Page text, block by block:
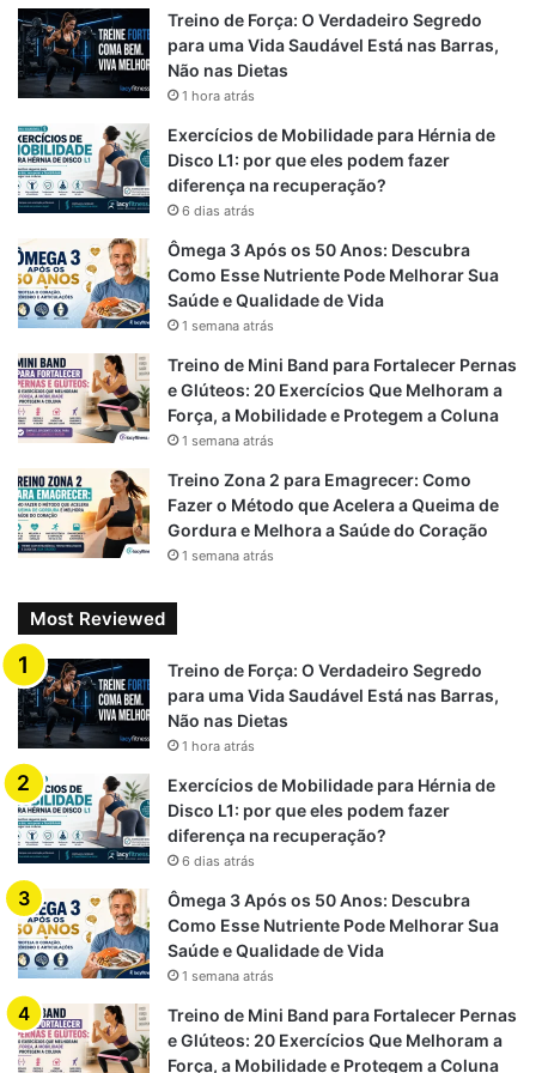
e
b
o
k
e
g
a
t
p
Treino de Força: O Verdadeiro Segredo
para uma Vida Saudável Está nas Barras,
Não nas Dietas
1 hora atrás
Exercícios de Mobilidade para Hérnia de
Disco L1: por que eles podem fazer
diferença na recuperação?
6 dias atrás
Ômega 3 Após os 50 Anos: Descubra
Como Esse Nutriente Pode Melhorar Sua
Saúde e Qualidade de Vida
1 semana atrás
Treino de Mini Band para Fortalecer Pernas
e Glúteos: 20 Exercícios Que Melhoram a
Força, a Mobilidade e Protegem a Coluna
1 semana atrás
Treino Zona 2 para Emagrecer: Como
Fazer o Método que Acelera a Queima de
Gordura e Melhora a Saúde do Coração
1 semana atrás
Most Reviewed
Treino de Força: O Verdadeiro Segredo
para uma Vida Saudável Está nas Barras,
Não nas Dietas
1 hora atrás
Exercícios de Mobilidade para Hérnia de
Disco L1: por que eles podem fazer
diferença na recuperação?
6 dias atrás
Ômega 3 Após os 50 Anos: Descubra
Como Esse Nutriente Pode Melhorar Sua
Saúde e Qualidade de Vida
1 semana atrás
Treino de Mini Band para Fortalecer Pernas
e Glúteos: 20 Exercícios Que Melhoram a
Força, a Mobilidade e Protegem a Coluna